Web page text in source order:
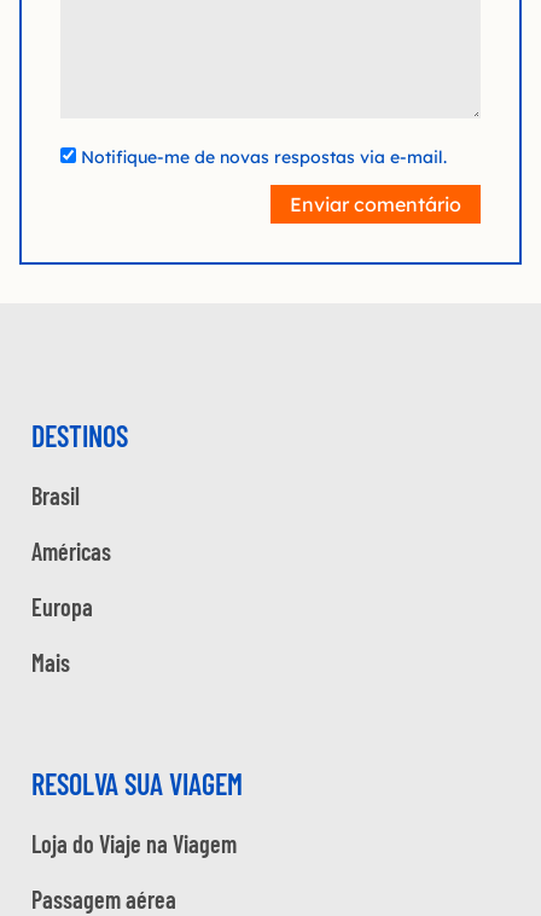
Notifique-me de novas respostas via e-mail.
Enviar comentário
DESTINOS
Brasil
Américas
Europa
Mais
RESOLVA SUA VIAGEM
Loja do Viaje na Viagem
Passagem aérea